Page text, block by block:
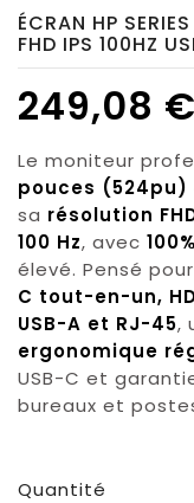
ÉCRAN HP
FHD IPS 100HZ
249,08
Le moniteur
pouces (524pu)
sa résolution
100 Hz, avec
élevé. Pensé
C tout-en-un,
USB-A et RJ-45,
ergonomique
USB-C et
bureaux et
Quantité